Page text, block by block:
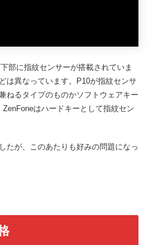
部に指紋センサーが搭載されていま
は異なっています。P10が指紋センサ
ねるタイプのものかソフトウェアキー
はハードキーとして指紋セン
たが、このあたりも好みの問題になっ